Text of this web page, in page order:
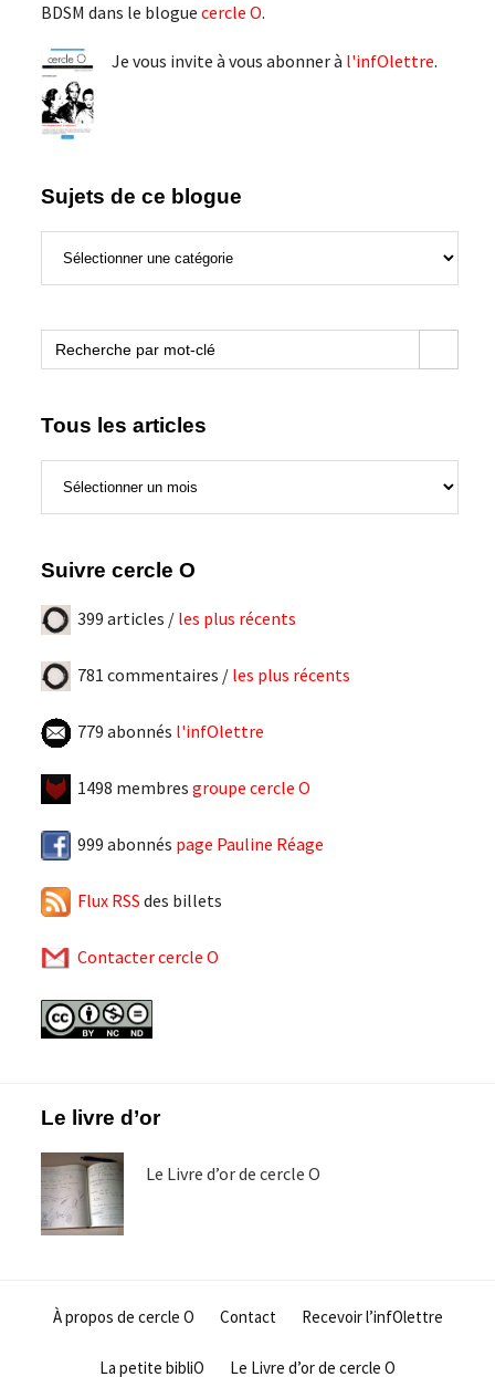
BDSM dans le blogue cercle O.
Je vous invite à vous abonner à l'infOlettre.
Sujets de ce blogue
Search
for:
Search Button
Tous les articles
Suivre cercle O
399 articles / les plus récents
781 commentaires / les plus récents
779 abonnés l'infOlettre
1498 membres groupe cercle O
999 abonnés page Pauline Réage
Flux RSS des billets
Contacter cercle O
FooterLe livre d’or
Le Livre d’or de cercle O
À propos de cercle O Contact Recevoir l’infOlettre
La petite bibliO Le Livre d’or de cercle O